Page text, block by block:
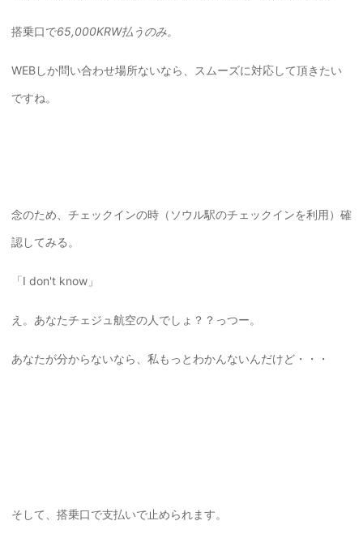
搭乗口で65,000KRW払うのみ。
WEBしか問い合わせ場所ないなら、スムーズに対応して頂きたい
ですね。
念のため、チェックインの時（ソウル駅のチェックインを利用）確
認してみる。
「I don't know」
え。あなたチェジュ航空の人でしょ？？っつー。
あなたが分からないなら、私もっとわかんないんだけど・・・
そして、搭乗口で支払いで止められます。